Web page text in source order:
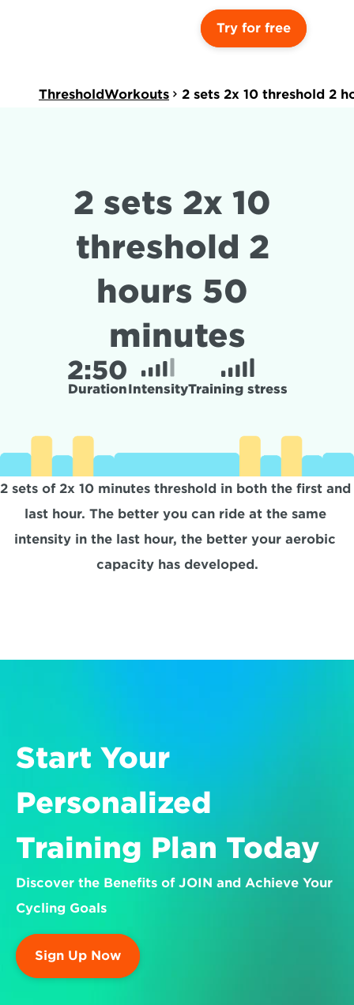
Try for free
ThresholdWorkouts 2 sets 2x 10 threshold 2
2 sets 2x 10
threshold 2
hours 50
minutes
2:50
DurationIntensityTraining stress
2 sets of 2x 10 minutes threshold in both the first and
last hour. The better you can ride at the same
intensity in the last hour, the better your aerobic
capacity has developed.
Start Your
Personalized
Training Plan Today
Discover the Benefits of JOIN and Achieve Your
Cycling Goals
Sign Up Now